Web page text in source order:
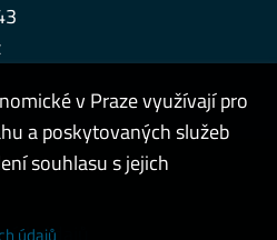
údajů
v Praze využívají pro
a poskytovaných služeb
souhlasu s jejich
údajů